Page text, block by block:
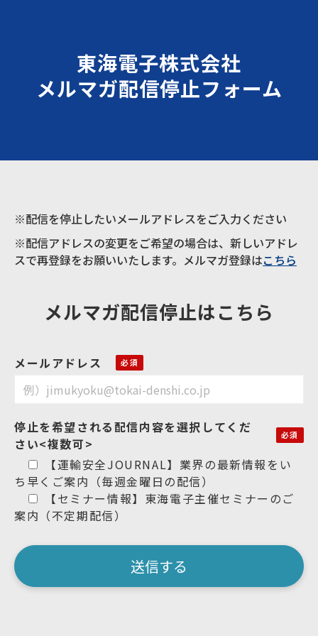
東海電子株式会社
メルマガ配信停止フォーム
※配信を停止したいメールアドレスをご入力ください
※配信アドレスの変更をご希望の場合は、新しいアドレ
スで再登録をお願いいたします。メルマガ登録はこちら
メルマガ配信停止はこちら
メールアドレス
停止を希望される配信内容を選択してくだ
さい<複数可>
【運輸安全JOURNAL】業界の最新情報をい
ち早くご案内（毎週金曜日の配信）
【セミナー情報】東海電子主催セミナーのご
案内（不定期配信）